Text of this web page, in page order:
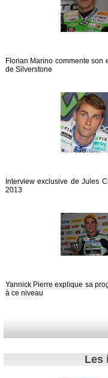
Florian Marino commente son
de Silverstone
Interview exclusive de Jules
2013
Yannick Pierre explique sa
à ce niveau
Les